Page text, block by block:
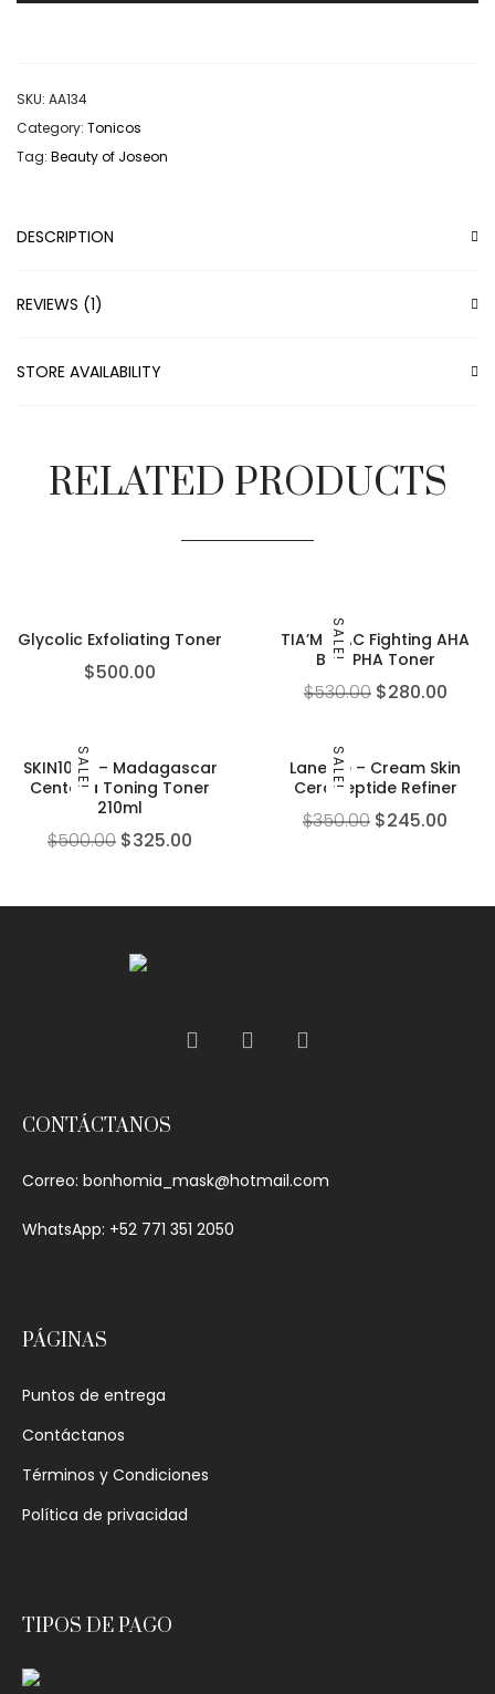
SKU: AA134
Category: Tonicos
Tag: Beauty of Joseon
DESCRIPTION
REVIEWS (1)
STORE AVAILABILITY
RELATED PRODUCTS
Glycolic Exfoliating Toner
$500.00
SALE!
TIA’M – AC Fighting AHA
BHA PHA Toner
$530.00 $280.00
SALE!
SKIN1004 – Madagascar
Centella Toning Toner
210ml
$500.00 $325.00
SALE!
Laneige – Cream Skin
Cerapeptide Refiner
$350.00 $245.00
CONTÁCTANOS
Correo: bonhomia_mask@hotmail.com
WhatsApp: +52 771 351 2050
PÁGINAS
Puntos de entrega
Contáctanos
Términos y Condiciones
Política de privacidad
TIPOS DE PAGO